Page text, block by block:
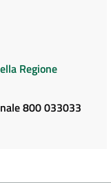
Regione
800 033033